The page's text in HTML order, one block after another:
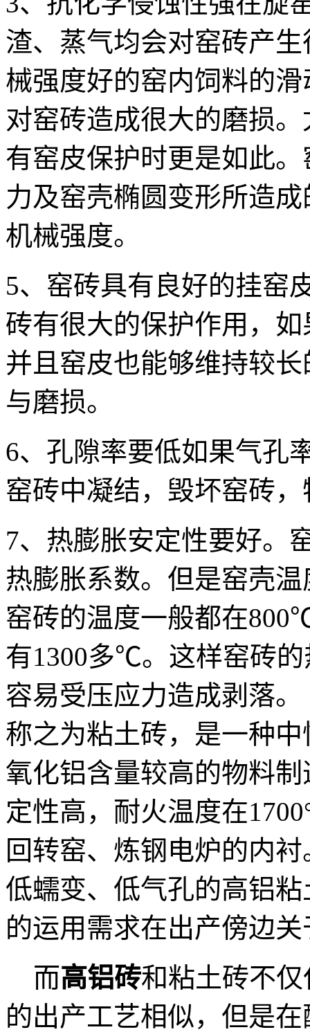
渣、蒸气均会对窑砖产
械强度好的窑内饲料的
对窑砖造成很大的磨损
有窑皮保护时更是如此
力及窑壳椭圆变形所造
机械强度。
5、窑砖具有良好的挂窑
砖有很大的保护作用，
并且窑皮也能够维持较
与磨损。
6、孔隙率要低如果气孔
窑砖中凝结，毁坏窑砖
7、热膨胀安定性要好。
热膨胀系数。但是窑壳
窑砖的温度一般都在
有1300多℃。这样窑砖
容易受压应力造成剥落
称之为粘土砖，是一种
氧化铝含量较高的物料
定性高，耐火温度在
回转窑、炼钢电炉的内
低蠕变、低气孔的高铝
的运用需求在出产傍边
而高铝砖和粘土砖不
的出产工艺相似，但是